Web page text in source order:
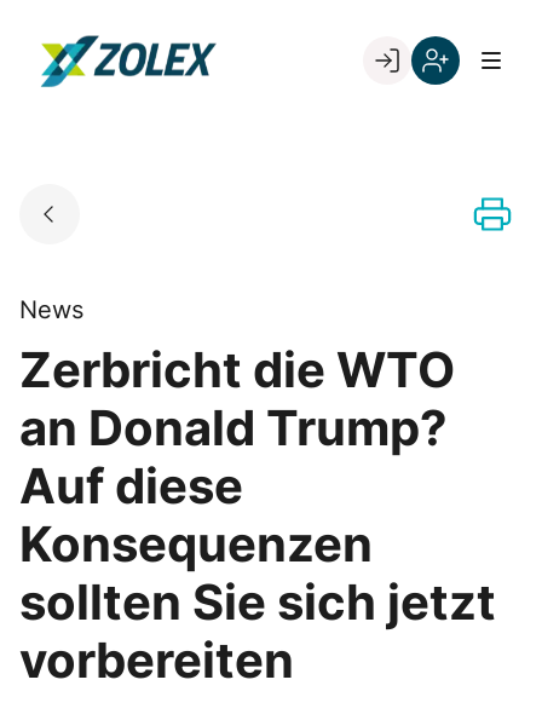
content
Go to landing page.
News
Zerbricht die WTO
an Donald Trump?
Auf diese
Konsequenzen
sollten Sie sich jetzt
vorbereiten